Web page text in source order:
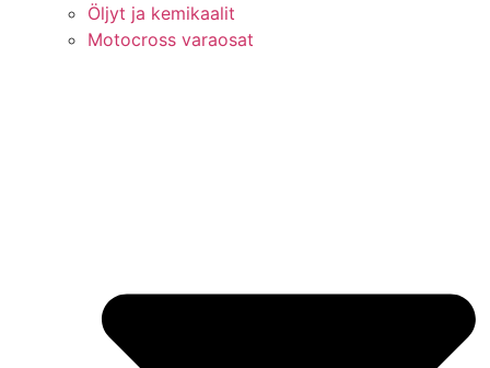
Öljyt ja kemikaalit
Motocross varaosat